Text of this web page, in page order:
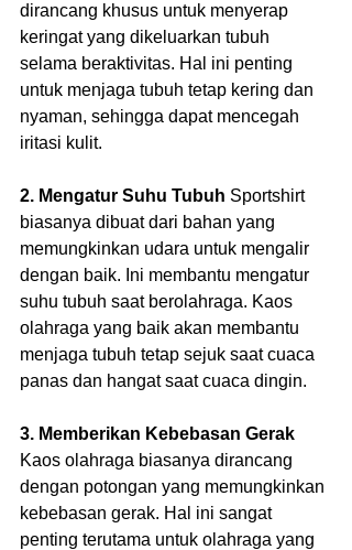
dirancang khusus untuk menyerap
keringat yang dikeluarkan tubuh
selama beraktivitas. Hal ini penting
untuk menjaga tubuh tetap kering dan
nyaman, sehingga dapat mencegah
iritasi kulit.
2. Mengatur Suhu Tubuh Sportshirt
biasanya dibuat dari bahan yang
memungkinkan udara untuk mengalir
dengan baik. Ini membantu mengatur
suhu tubuh saat berolahraga. Kaos
olahraga yang baik akan membantu
menjaga tubuh tetap sejuk saat cuaca
panas dan hangat saat cuaca dingin.
3. Memberikan Kebebasan Gerak
Kaos olahraga biasanya dirancang
dengan potongan yang memungkinkan
kebebasan gerak. Hal ini sangat
penting terutama untuk olahraga yang